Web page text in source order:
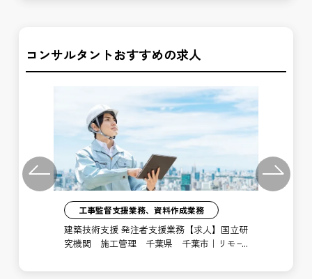
コンサルタントおすすめの求人
Previous
工事監督支援業務、資料作成業務
建築技術支援 発注者支援業務【求人】国立研
究機関 施工管理 千葉県 千葉市｜リモー
Next